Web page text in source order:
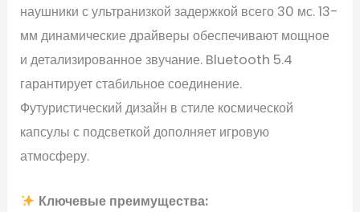
наушники с ультранизкой задержкой всего 30 мс. 13-
мм динамические драйверы обеспечивают мощное
и детализированное звучание. Bluetooth 5.4
гарантирует стабильное соединение.
Футуристический дизайн в стиле космической
капсулы с подсветкой дополняет игровую
атмосферу.
Ключевые преимущества: